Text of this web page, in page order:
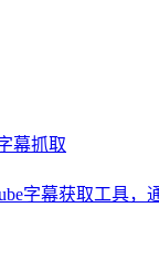
幕抓取
字幕获取工具，